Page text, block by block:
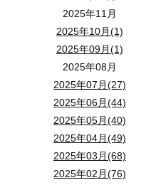
2025年11月
2025年10月(1)
2025年09月(1)
2025年08月
2025年07月(27)
2025年06月(44)
2025年05月(40)
2025年04月(49)
2025年03月(68)
2025年02月(76)